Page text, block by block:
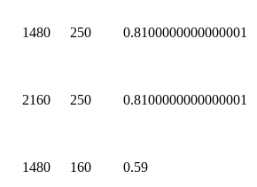
1480 250 0.8100000000000001
2160 250 0.8100000000000001
1480 160 0.59